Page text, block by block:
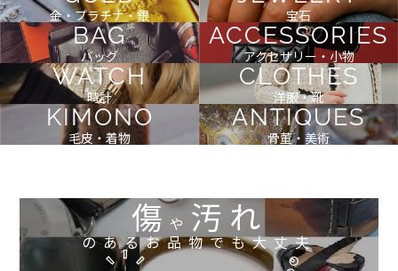
金・プラチナ・銀 宝石
BAG
バッグ
ACCESSORIES
アクセサリー・小物
WATCH
時計
CLOTHES
洋服・靴
KIMONO
毛皮・着物
ANTIQUES
骨董・美術
傷や 汚れ
のあるお品物でも大丈夫